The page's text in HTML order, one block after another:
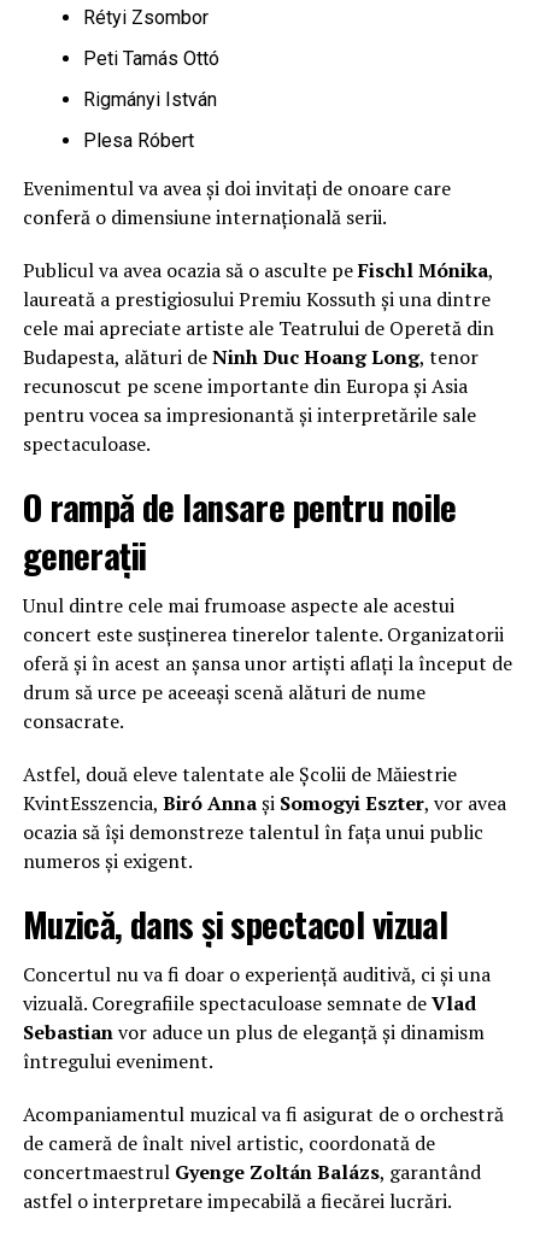
Rétyi Zsombor
Peti Tamás Ottó
Rigmányi István
Plesa Róbert
Evenimentul va avea și doi invitați de onoare care
conferă o dimensiune internațională serii.
Publicul va avea ocazia să o asculte peFischl Mónika,
laureată a prestigiosului Premiu Kossuth și una dintre
cele mai apreciate artiste ale Teatrului de Operetă din
Budapesta, alături deNinh Duc Hoang Long, tenor
recunoscut pe scene importante din Europa și Asia
pentru vocea sa impresionantă și interpretările sale
spectaculoase.
O rampă de lansare pentru noile
generații
Unul dintre cele mai frumoase aspecte ale acestui
concert este susținerea tinerelor talente. Organizatorii
oferă și în acest an șansa unor artiști aflați la început de
drum să urce pe aceeași scenă alături de nume
consacrate.
Astfel, două eleve talentate ale Școlii de Măiestrie
KvintEsszencia, Biró Annași Somogyi Eszter, vor avea
ocazia să își demonstreze talentul în fața unui public
numeros și exigent.
Muzică, dans și spectacol vizual
Concertul nu va fi doar o experiență auditivă, ci și una
vizuală. Coregrafiile spectaculoase semnate deVlad
Sebastianvor aduce un plus de eleganță și dinamism
întregului eveniment.
Acompaniamentul muzical va fi asigurat de o orchestră
de cameră de înalt nivel artistic, coordonată de
concertmaestrul Gyenge Zoltán Balázs, garantând
astfel o interpretare impecabilă a fiecărei lucrări.